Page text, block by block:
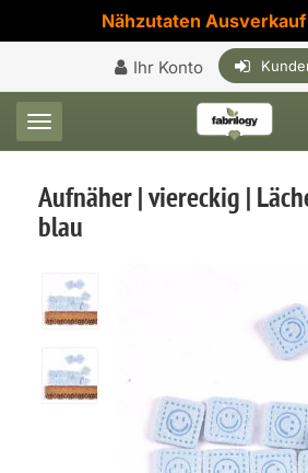
Nähzutaten Ausverkauf
Ihr Konto
Toggle navigation
Aufnäher | viereckig |
blau